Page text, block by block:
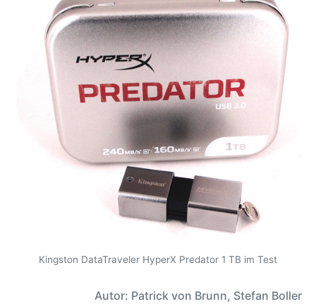
Kingston DataTraveler HyperX Predator 1 TB im Test
Autor: Patrick von Brunn, Stefan Boller